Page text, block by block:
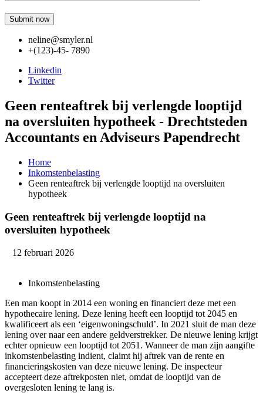
neline@smyler.nl
+(123)-45- 7890
Linkedin
Twitter
Geen renteaftrek bij verlengde looptijd
na oversluiten hypotheek - Drechtsteden
Accountants en Adviseurs Papendrecht
Home
Inkomstenbelasting
Geen renteaftrek bij verlengde looptijd na oversluiten
hypotheek
Geen renteaftrek bij verlengde looptijd na
oversluiten hypotheek
12 februari 2026
Inkomstenbelasting
Een man koopt in 2014 een woning en financiert deze met een
hypothecaire lening. Deze lening heeft een looptijd tot 2045 en
kwalificeert als een ‘eigenwoningschuld’. In 2021 sluit de man deze
lening over naar een andere geldverstrekker. De nieuwe lening krijgt
echter opnieuw een looptijd tot 2051. Wanneer de man zijn aangifte
inkomstenbelasting indient, claimt hij aftrek van de rente en
financieringskosten van deze nieuwe lening. De inspecteur
accepteert deze aftrekposten niet, omdat de looptijd van de
overgesloten lening te lang is.